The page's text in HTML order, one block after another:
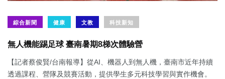
綜合新聞 健康 文教 科技新知
無人機能踢足球 臺南暑期8梯次體驗營
【記者蔡俊賢/台南報導】從AI、機器人到無人機，臺南市近年持續
透過課程、營隊及競賽活動，提供學生多元科技學習與實作機會。